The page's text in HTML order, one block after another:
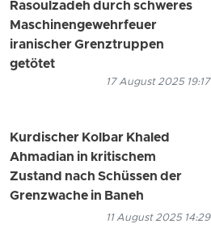
Rasoulzadeh durch schweres
Maschinengewehrfeuer
iranischer Grenztruppen
getötet
17 August 2025 19:17
Kurdischer Kolbar Khaled
Ahmadian in kritischem
Zustand nach Schüssen der
Grenzwache in Baneh
11 August 2025 14:29